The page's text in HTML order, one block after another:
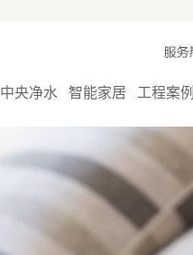
中央净水 智能家居 工程案例
工程案例
别墅
平层